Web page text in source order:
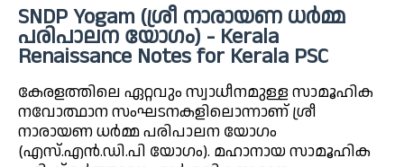
SNDP Yogam (ശ്രീ നാരായണ ധർമ്മ
പരിപാലന യോഗം) - Kerala
Renaissance Notes for Kerala PSC
കേരളത്തിലെ ഏറ്റവും സ്വാധീനമുള്ള സാമൂഹിക
നവോത്ഥാന സംഘടനകളിലൊന്നാണ് ശ്രീ
നാരായണ ധർമ്മ പരിപാലന യോഗം
(എസ്.എൻ.ഡി.പി യോഗം). മഹാനായ സാമൂഹിക